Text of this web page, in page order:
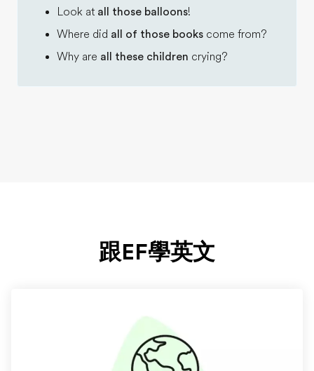
Look at all those balloons!
Where did all of those books come from?
Why are all these children crying?
跟EF學英文